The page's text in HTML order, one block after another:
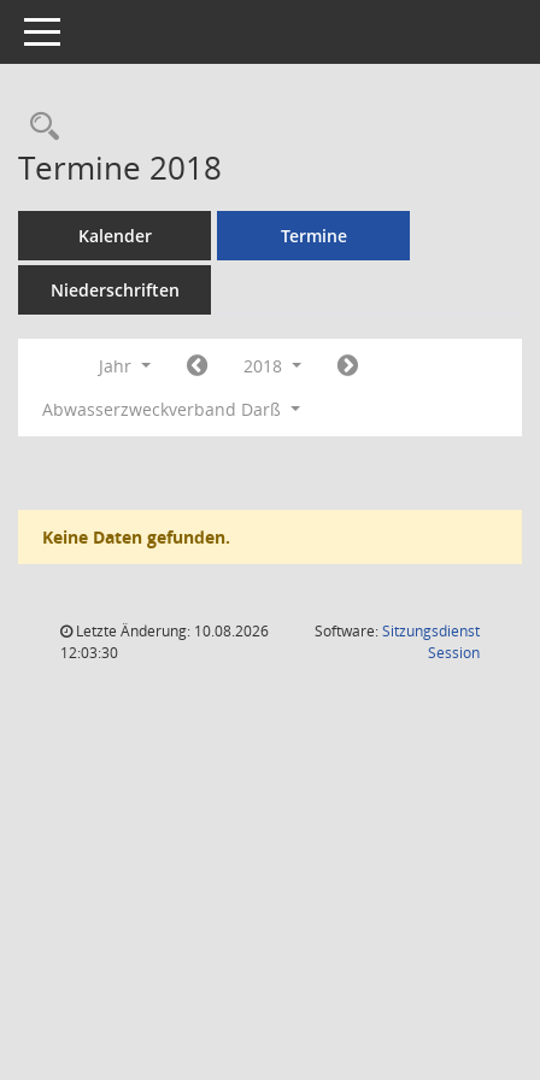
Toggle navigation
Rechercheauswahl
Termine 2018
Kalender Termine
Niederschriften
Jahr
2018
Abwasserzweckverband Darß
Keine Daten gefunden.
Letzte Änderung: 10.08.2026
12:03:30
Software:Sitzungsdienst
Session(Wird in